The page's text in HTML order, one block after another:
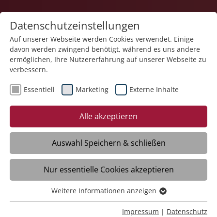
13.05.2025
Ein, zwei, Wiegeschritt:
Fröhlicher Tanztee im
Franziskuszentrum
Friedrichshafen – Am Vorabend des 1. Mai
verwandelte sich das Foyer des
Franziskuszentrums der Stiftung Liebenau
in eine lebendige Tanzarena: Das Team
Datenschutzeinstellungen
Auf unserer Webseite werden Cookies verwendet. Einige
davon werden zwingend benötigt, während es uns andere
ermöglichen, Ihre Nutzererfahrung auf unserer Webseite zu
verbessern.
Essentiell Marketing Externe Inhalte
Alle akzeptieren
Auswahl Speichern & schließen
Nur essentielle Cookies akzeptieren
Essentiell
Essentielle Cookies werden für grundlegende Funktionen
Weitere Informationen anzeigen
Impressum | Datenschutz